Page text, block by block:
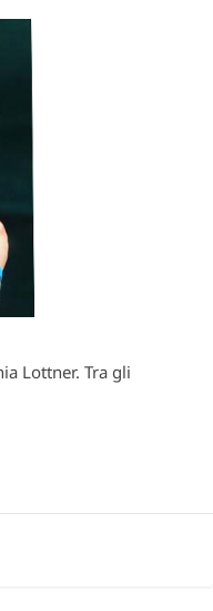
Lottner. Tra gli